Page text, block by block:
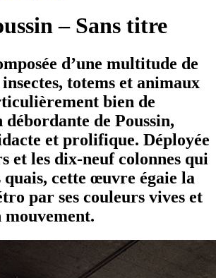
– Sans titre
d’une multitude de
totems et animaux
bien de
de Poussin,
et prolifique. Déployée
et les dix-neuf colonnes qui
quais, cette œuvre égaie la
par ses couleurs vives et
mouvement.